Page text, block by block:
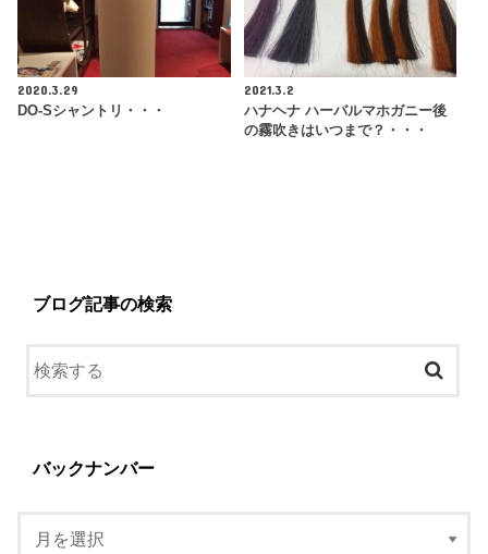
2020.3.29
DO-Sシャントリ・・・
2021.3.2
ハナヘナ ハーバルマホガニー後
の霧吹きはいつまで？・・・
ブログ記事の検索
バックナンバー